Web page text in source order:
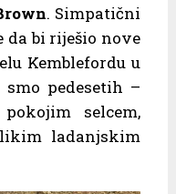
. Simpatični
da bi riješio nove
Kemblefordu u
smo pedesetih –
selcem,
ladanjskim